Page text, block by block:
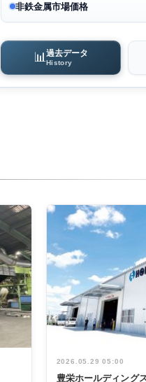
非鉄金属市場価格
📊 過去データ
History
2026.05.29 05:00
豊栄ホールディング